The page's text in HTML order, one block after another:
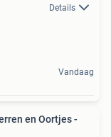
Details
Vandaag
en Oortjes -